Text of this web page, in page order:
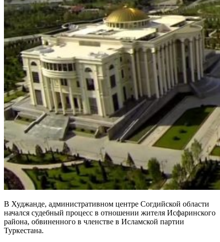
В Худжанде, административном центре Согдийской области
начался судебный процесс в отношении жителя Исфаринского
района, обвиненного в членстве в Исламской партии
Туркестана.